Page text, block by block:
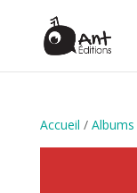
Accueil / Albums